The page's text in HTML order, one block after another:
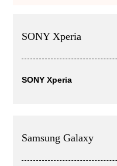
SONY Xperia
SONY Xperia
Samsung Galaxy